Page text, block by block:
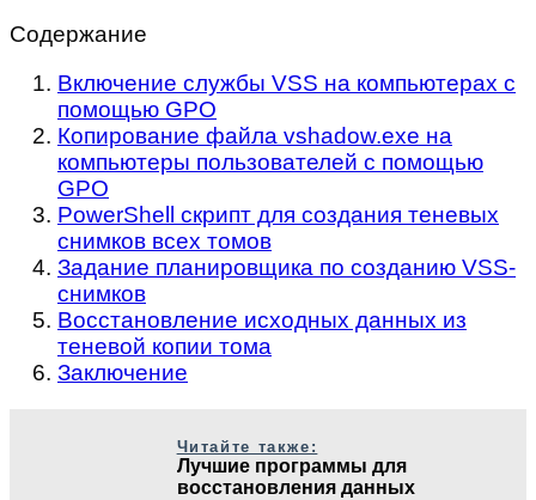
Содержание
Включение службы VSS на компьютерах с
помощью GPO
Копирование файла vshadow.exe на
компьютеры пользователей с помощью
GPO
PowerShell скрипт для создания теневых
снимков всех томов
Задание планировщика по созданию VSS-
снимков
Восстановление исходных данных из
теневой копии тома
Заключение
Читайте также:
Лучшие программы для
восстановления данных